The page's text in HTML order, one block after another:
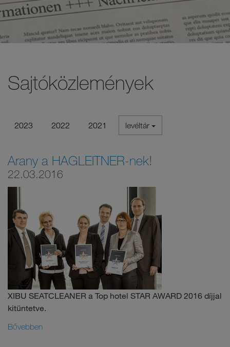
Sajtóközlemények
2023 2022 2021 levéltár
Arany a HAGLEITNER-nek!
22.03.2016
XIBU SEATCLEANER a Top hotel STAR AWARD 2016 díjjal
kitüntetve.
Bővebben